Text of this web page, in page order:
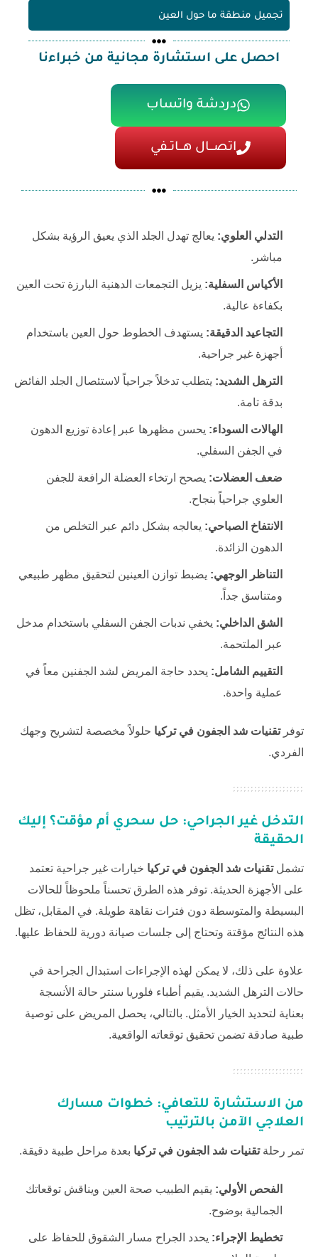
تجميل منطقة ما حول العين
احصل على استشارة مجانية من خبراءنا
دردشة واتساب
اتصـــال هـــاتــفي
التدلي العلوي: يعالج تهدل الجلد الذي يعيق الرؤية بشكل
مباشر.
الأكياس السفلية: يزيل التجمعات الدهنية البارزة تحت العين
بكفاءة عالية.
التجاعيد الدقيقة: يستهدف الخطوط حول العين باستخدام
أجهزة غير جراحية.
الترهل الشديد: يتطلب تدخلاً جراحياً لاستئصال الجلد الفائض
بدقة تامة.
الهالات السوداء: يحسن مظهرها عبر إعادة توزيع الدهون
في الجفن السفلي.
ضعف العضلات: يصحح ارتخاء العضلة الرافعة للجفن
العلوي جراحياً بنجاح.
الانتفاخ الصباحي: يعالجه بشكل دائم عبر التخلص من
الدهون الزائدة.
التناظر الوجهي: يضبط توازن العينين لتحقيق مظهر طبيعي
ومتناسق جداً.
الشق الداخلي: يخفي ندبات الجفن السفلي باستخدام مدخل
عبر الملتحمة.
التقييم الشامل: يحدد حاجة المريض لشد الجفنين معاً في
عملية واحدة.
توفرتقنيات شد الجفون في تركيا حلولاً مخصصة لتشريح وجهك
الفردي.
التدخل غير الجراحي: حل سحري أم مؤقت؟ إليك
الحقيقة
تشملتقنيات شد الجفون في تركيا خيارات غير جراحية تعتمد
على الأجهزة الحديثة. توفر هذه الطرق تحسناً ملحوظاً للحالات
البسيطة والمتوسطة دون فترات نقاهة طويلة. في المقابل، تظل
هذه النتائج مؤقتة وتحتاج إلى جلسات صيانة دورية للحفاظ عليها.
علاوة على ذلك، لا يمكن لهذه الإجراءات استبدال الجراحة في
حالات الترهل الشديد. يقيم أطباء فلوريا سنتر حالة الأنسجة
بعناية لتحديد الخيار الأمثل. بالتالي، يحصل المريض على توصية
طبية صادقة تضمن تحقيق توقعاته الواقعية.
من الاستشارة للتعافي: خطوات مسارك
العلاجي الآمن بالترتيب
تمر رحلةتقنيات شد الجفون في تركيا بعدة مراحل طبية دقيقة.
الفحص الأولي: يقيم الطبيب صحة العين ويناقش توقعاتك
الجمالية بوضوح.
تخطيط الإجراء: يحدد الجراح مسار الشقوق للحفاظ على